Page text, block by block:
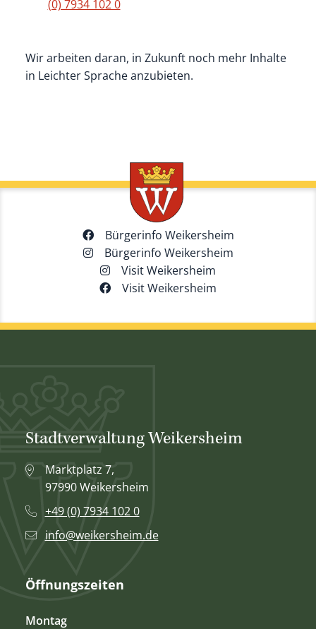
(0) 7934 102 0
Wir arbeiten daran, in Zukunft noch mehr Inhalte
in Leichter Sprache anzubieten.
Bürgerinfo Weikersheim
Bürgerinfo Weikersheim
Visit Weikersheim
Visit Weikersheim
Stadtverwaltung Weikersheim
Marktplatz 7,
97990 Weikersheim
+49 (0) 7934 102 0
info@weikersheim.de
Öffnungszeiten
Montag